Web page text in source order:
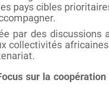
pays cibles
par des
collectivités
sur la